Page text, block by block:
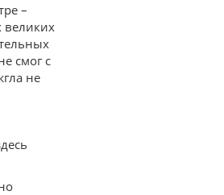
–
великих
смог с
не